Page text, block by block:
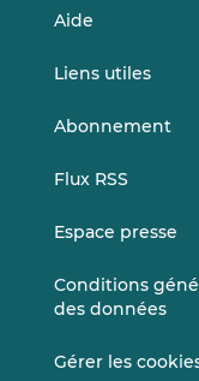
Aide
Liens utiles
Abonnement
Flux RSS
Espace presse
Conditions
des données
Gérer les